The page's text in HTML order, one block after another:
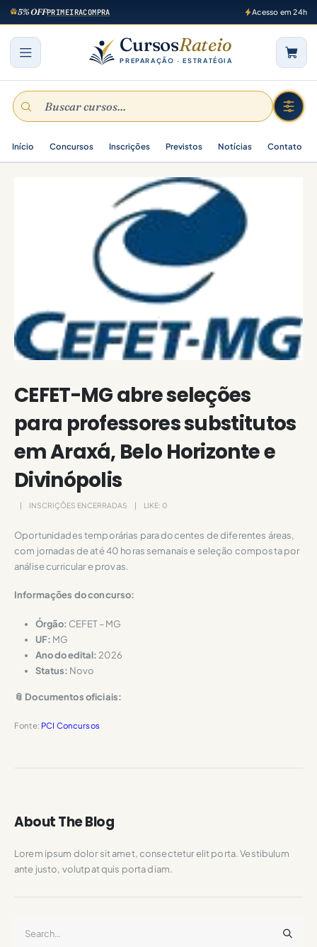
5% OFFPRIMEIRACOMPRA Acesso em 24h
CursosRateio
PREPARAÇÃO · ESTRATÉGIA
Início Concursos Inscrições Previstos Notícias Contato
CEFET-MG abre seleções
para professores substitutos
em Araxá, Belo Horizonte e
Divinópolis
INSCRIÇÕES ENCERRADAS LIKE: 0
Oportunidades temporárias para docentes de diferentes áreas,
com jornadas de até 40 horas semanais e seleção composta por
análise curricular e provas.
Informações do concurso:
Órgão: CEFET – MG
UF: MG
Ano do edital: 2026
Status: Novo
📎 Documentos oficiais:
Fonte: PCI Concursos
About The Blog
Lorem ipsum dolor sit amet, consectetur elit porta. Vestibulum
ante justo, volutpat quis porta diam.